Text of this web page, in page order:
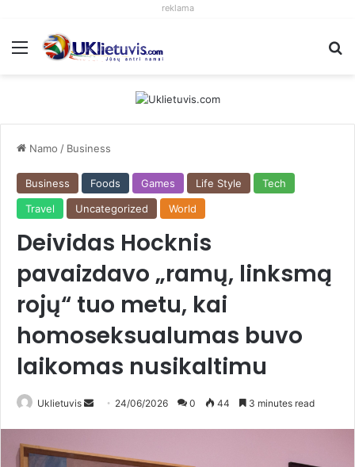
reklama
Meniu
Namo / Business
Business Foods Games Life Style
Tech
Travel
Uncategorized World
Deividas Hocknis
pavaizdavo „ramų, linksmą
rojų“ tuo metu, kai
homoseksualumas buvo
laikomas nusikaltimu
Uklietuvis
d
24/06/2026 0 44 3 minutes read